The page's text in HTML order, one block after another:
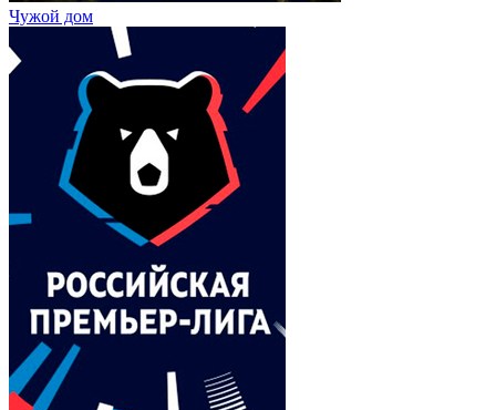
Чужой дом